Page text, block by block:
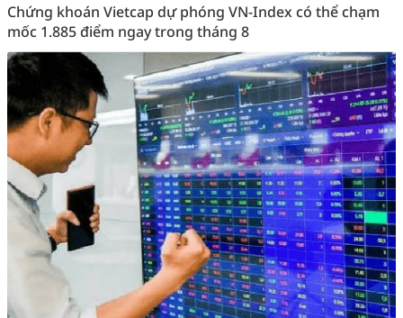
Chứng khoán Vietcap dự phóng VN-Index có thể chạm
mốc 1.885 điểm ngay trong tháng 8